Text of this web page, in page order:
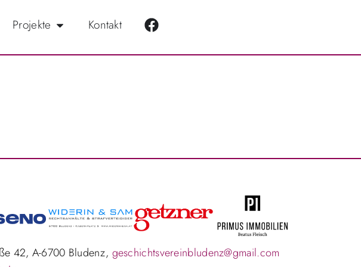
Projekte Kontakt
42, A-6700 Bludenz, geschichtsvereinbludenz@gmail.com